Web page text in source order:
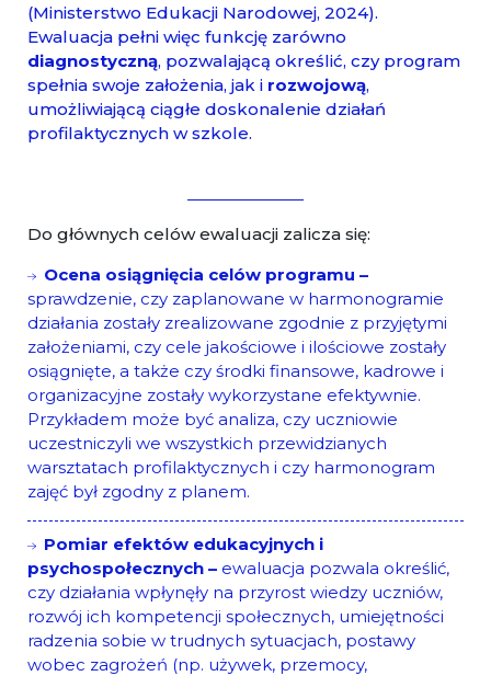
(Ministerstwo Edukacji Narodowej, 2024).
Ewaluacja pełni więc funkcję zarówno
diagnostyczną, pozwalającą określić, czy program
spełnia swoje założenia, jak i rozwojową,
umożliwiającą ciągłe doskonalenie działań
profilaktycznych w szkole.
Do głównych celów ewaluacji zalicza się:
Ocena osiągnięcia celów programu –
sprawdzenie, czy zaplanowane w harmonogramie
działania zostały zrealizowane zgodnie z przyjętymi
założeniami, czy cele jakościowe i ilościowe zostały
osiągnięte, a także czy środki finansowe, kadrowe i
organizacyjne zostały wykorzystane efektywnie.
Przykładem może być analiza, czy uczniowie
uczestniczyli we wszystkich przewidzianych
warsztatach profilaktycznych i czy harmonogram
zajęć był zgodny z planem.
Pomiar efektów edukacyjnych i
psychospołecznych – ewaluacja pozwala określić,
czy działania wpłynęły na przyrost wiedzy uczniów,
rozwój ich kompetencji społecznych, umiejętności
radzenia sobie w trudnych sytuacjach, postawy
wobec zagrożeń (np. używek, przemocy,